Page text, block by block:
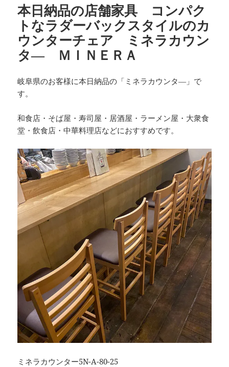
本日納品の店舗家具 コンパク
トなラダーバックスタイルのカ
ウンターチェア ミネラカウン
タ― ＭＩＮＥＲＡ
岐阜県のお客様に本日納品の「ミネラカウンタ―」で
す。
和食店・そば屋・寿司屋・居酒屋・ラーメン屋・大衆食
堂・飲食店・中華料理店などにおすすめです。
ミネラカウンター5N-A-80-25